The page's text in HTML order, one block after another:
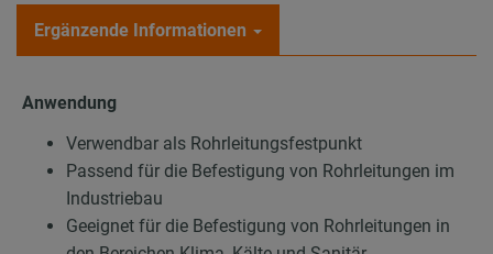
Ergänzende Informationen
Anwendung
Verwendbar als Rohrleitungsfestpunkt
Passend für die Befestigung von Rohrleitungen im
Industriebau
Geeignet für die Befestigung von Rohrleitungen in